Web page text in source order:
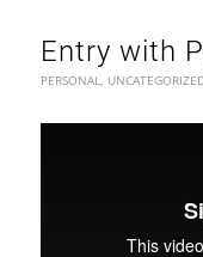
Entry with
PERSONAL